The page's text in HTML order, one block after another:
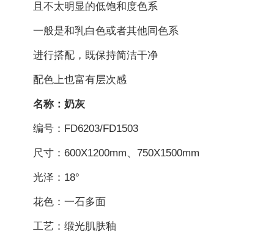
且不太明显的低饱和度色系
一般是和乳白色或者其他同色系
进行搭配，既保持简洁干净
配色上也富有层次感
名称：奶灰
编号：FD6203/FD1503
尺寸：600X1200mm、750X1500mm
光泽：18°
花色：一石多面
工艺：缎光肌肤釉